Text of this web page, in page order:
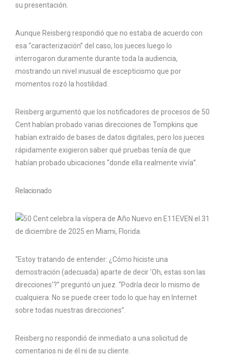
su presentación.
Aunque Reisberg respondió que no estaba de acuerdo con
esa “caracterización” del caso, los jueces luego lo
interrogaron duramente durante toda la audiencia,
mostrando un nivel inusual de escepticismo que por
momentos rozó la hostilidad.
Reisberg argumentó que los notificadores de procesos de 50
Cent habían probado varias direcciones de Tompkins que
habían extraído de bases de datos digitales, pero los jueces
rápidamente exigieron saber qué pruebas tenía de que
habían probado ubicaciones “donde ella realmente vivía”.
Relacionado
“Estoy tratando de entender: ¿Cómo hiciste una
demostración (adecuada) aparte de decir 'Oh, estas son las
direcciones'?” preguntó un juez. “Podría decir lo mismo de
cualquiera. No se puede creer todo lo que hay en Internet
sobre todas nuestras direcciones”.
Reisberg no respondió de inmediato a una solicitud de
comentarios ni de él ni de su cliente.